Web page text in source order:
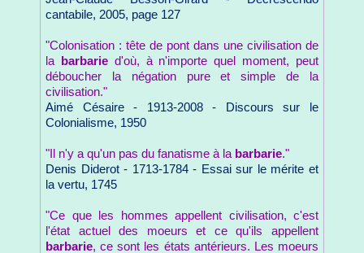
cantabile, 2005, page 127
"Colonisation : tête de pont dans une civilisation de
la
barbaried'où, à n'importe quel moment, peut
déboucher la négation pure et simple de la
civilisation."
Aimé Césaire - 1913-2008 - Discours sur le
Colonialisme, 1950
"Il n'y a qu'un pas du fanatisme à la barbarie."
Denis Diderot - 1713-1784 - Essai sur le mérite et
la vertu, 1745
"Ce que les hommes appellent civilisation, c'est
l'état actuel des moeurs et ce qu'ils appellent
barbarie, ce sont les états antérieurs. Les moeurs